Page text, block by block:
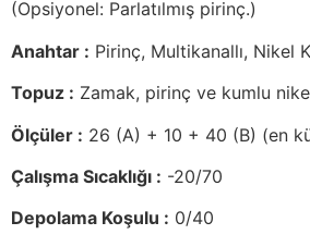
(Opsiyonel: Parlatılmış pirinç.)
Anahtar : Pirinç, Multikanallı, Nikel
Topuz : Zamak, pirinç ve kumlu
Ölçüler : 26 (A) + 10 + 40 (B) (en
Çalışma Sıcaklığı : -20/70
Depolama Koşulu : 0/40